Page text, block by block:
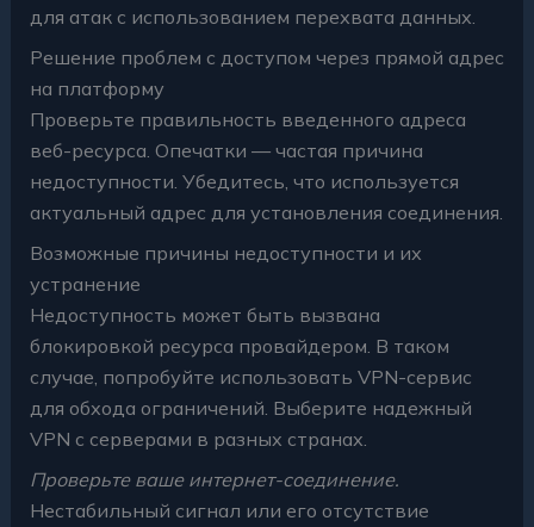
для атак с использованием перехвата данных.
Решение проблем с доступом через прямой адрес
на платформу
Проверьте правильность введенного адреса
веб-ресурса. Опечатки — частая причина
недоступности. Убедитесь, что используется
актуальный адрес для установления соединения.
Возможные причины недоступности и их
устранение
Недоступность может быть вызвана
блокировкой ресурса провайдером. В таком
случае, попробуйте использовать VPN-сервис
для обхода ограничений. Выберите надежный
VPN с серверами в разных странах.
Проверьте ваше интернет-соединение.
Нестабильный сигнал или его отсутствие